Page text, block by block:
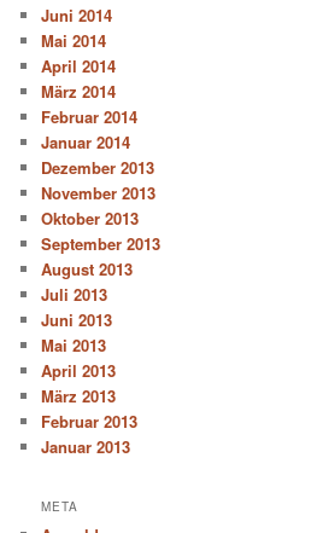
Juni 2014
Mai 2014
April 2014
März 2014
Februar 2014
Januar 2014
Dezember 2013
November 2013
Oktober 2013
September 2013
August 2013
Juli 2013
Juni 2013
Mai 2013
April 2013
März 2013
Februar 2013
Januar 2013
META